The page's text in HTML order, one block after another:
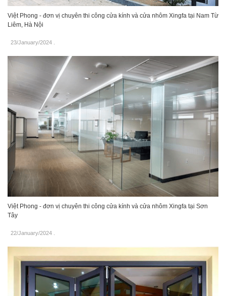
Việt Phong - đơn vị chuyên thi công cửa kính và cửa nhôm Xingfa tại Nam Từ
Liêm, Hà Nội
23/January/2024
Việt Phong - đơn vị chuyên thi công cửa kính và cửa nhôm Xingfa tại Sơn
Tây
22/January/2024